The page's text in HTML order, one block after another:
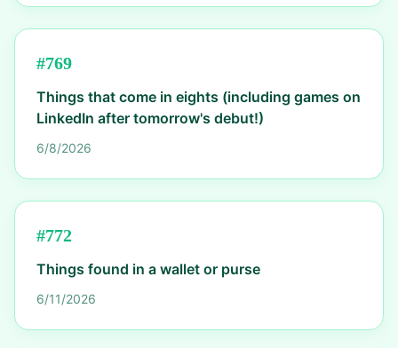
#769
Things that come in eights (including games on
LinkedIn after tomorrow's debut!)
6/8/2026
#772
Things found in a wallet or purse
6/11/2026